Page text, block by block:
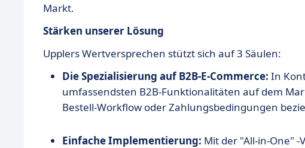
Markt.
Stärken unserer Lösung
Upplers Wertversprechen stützt sich auf 3 Säulen:
Die Spezialisierung auf B2B-E-Commerce: In
umfassendsten B2B-Funktionalitäten auf dem
Bestell-Workflow oder Zahlungsbedingungen
Einfache Implementierung: Mit der "All-in-One"